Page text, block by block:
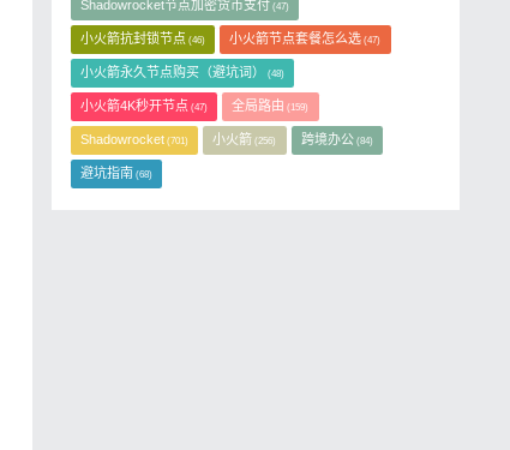
Shadowrocket节点加密货币支付 (47)
小火箭抗封锁节点 (46) 小火箭节点套餐怎么选 (47)
小火箭永久节点购买（避坑词） (48)
小火箭4K秒开节点 (47) 全局路由 (159)
Shadowrocket(701) 小火箭 (256) 跨境办公(84)
避坑指南 (68)